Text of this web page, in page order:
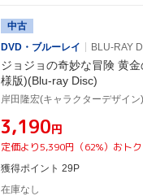
中古
DVD・ブルーレイ
BLU-RAY
ジョジョの奇妙な冒険 黄
様版)(Blu-ray Disc)
¥3,190円
定価より5,390円（62%）おトク
獲得ポイント 29P
在庫なし